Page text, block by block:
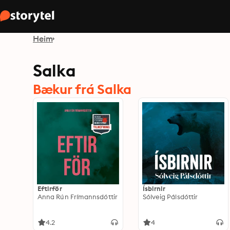
Heim
Salka
Bækur frá Salka
Eftirför
Anna Rún Frímannsdóttir
4.2
Ísbirnir
Sólveig Pálsdóttir
4